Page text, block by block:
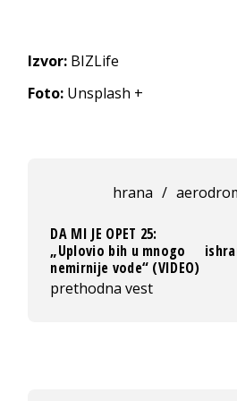
Izvor: BIZLife
Foto: Unsplash +
hrana /
DA MI JE OPET 25:
„Uplovio bih u mnogo
nemirnije vode“ (VIDEO)
prethodna vest